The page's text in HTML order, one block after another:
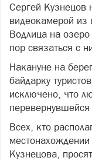
Сергей Кузнецов
видеокамерой из
Водлица на
пор связаться с
Накануне на
байдарку
исключено, что
Всех, кто
Кузнецова,